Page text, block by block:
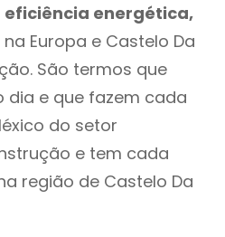
eficiência energética,
na Europa e Castelo Da
São termos que
dia e que fazem cada
do setor
e tem cada
região de Castelo Da